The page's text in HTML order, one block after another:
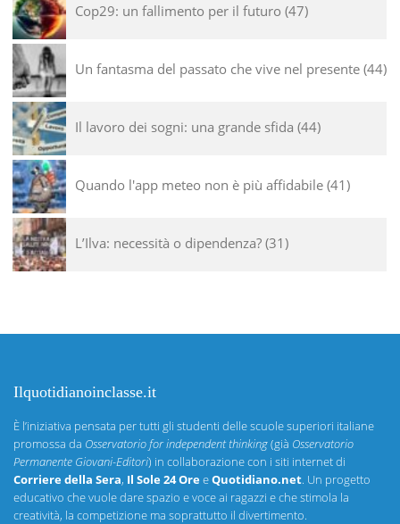
Cop29: un fallimento per il futuro 47
Un fantasma del passato che vive nel presente 44
Il lavoro dei sogni: una grande sfida 44
Quando l'app meteo non è più affidabile 41
L’Ilva: necessità o dipendenza? 31
Ilquotidianoinclasse.it
È l’iniziativa pensata per tutti gli studenti delle scuole superiori italiane
promossa da Osservatorio for independent thinking(già Osservatorio
Permanente Giovani-Editori) in collaborazione con i siti internet di
Corriere della Sera, Il Sole 24 OreeQuotidiano.net. Un progetto
educativo che vuole dare spazio e voce ai ragazzi e che stimola la
creatività, la competizione ma soprattutto il divertimento.